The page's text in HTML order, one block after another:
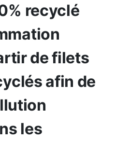
recyclé
de filets
afin de
les